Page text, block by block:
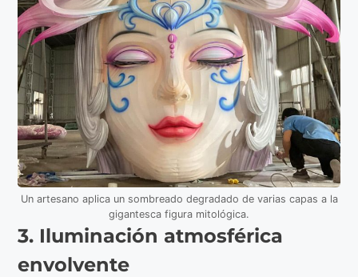
Un artesano aplica un sombreado degradado de varias capas a la
gigantesca figura mitológica.
3. Iluminación atmosférica
envolvente